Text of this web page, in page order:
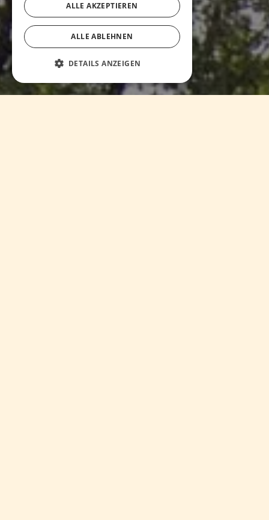
ALLE AKZEPTIEREN
ALLE ABLEHNEN
DETAILS ANZEIGEN